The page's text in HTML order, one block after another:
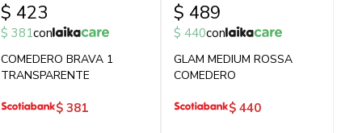
$ 423
$ 381con
COMEDERO BRAVA 1
TRANSPARENTE
$ 381
$ 489
$ 440con
GLAM MEDIUM ROSSA
COMEDERO
$ 440